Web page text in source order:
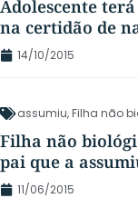
Adolescente
na certidão de
14/10/2015
assumiu,Filha não
Filha não
pai que a
11/06/2015